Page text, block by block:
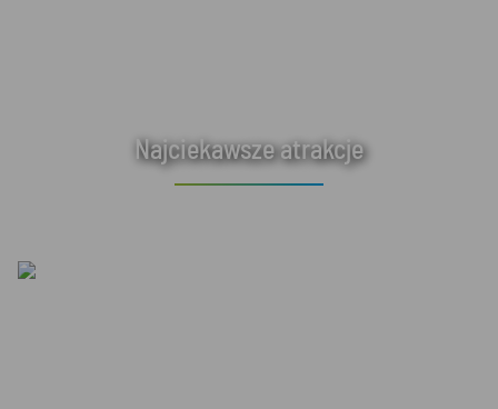
Najciekawsze atrakcje